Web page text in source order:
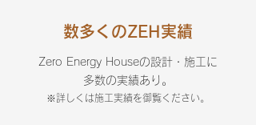
数多くのZEH実績
Zero Energy Houseの設計・施工に
多数の実績あり。
※​詳しくは施工実績を御覧ください。